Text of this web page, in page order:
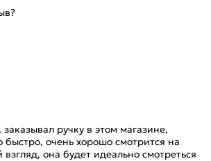
заказывал ручку в этом магазине,
быстро, очень хорошо смотрится на
она будет идеально смотреться